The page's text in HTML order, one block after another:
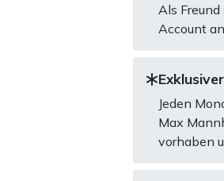
Als
Account
Jeden
Max
vorhaben